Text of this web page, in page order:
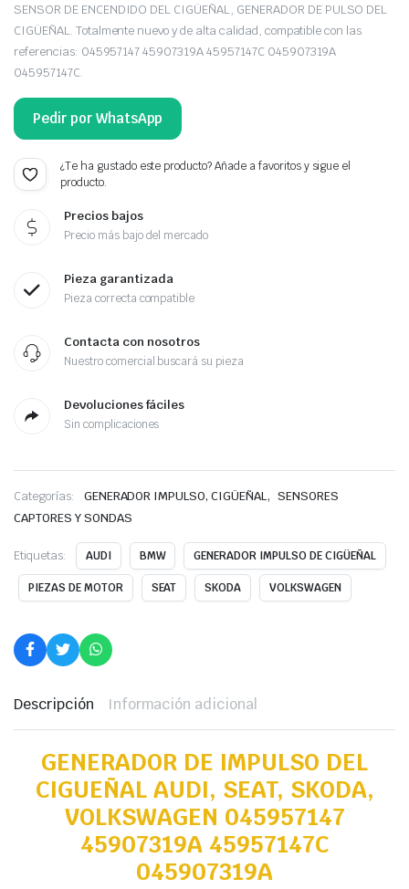
SENSOR DE ENCENDIDO DEL CIGÜEÑAL, GENERADOR DE PULSO DEL
CIGÜEÑAL. Totalmente nuevo y de alta calidad, compatible con las
referencias: 045957147 45907319A 45957147C 045907319A
045957147C.
Pedir por WhatsApp
¿Te ha gustado este producto? Añade a favoritos y sigue el
producto.
Precios bajos
Precio más bajo del mercado
Pieza garantizada
Pieza correcta compatible
Contacta con nosotros
Nuestro comercial buscará su pieza
Devoluciones fáciles
Sin complicaciones
Categorías: GENERADOR IMPULSO, CIGÜEÑAL, SENSORES
CAPTORES Y SONDAS
Etiquetas: AUDI BMW GENERADOR IMPULSO DE CIGÜEÑAL
PIEZAS DE MOTOR SEAT SKODA VOLKSWAGEN
Descripción Información adicional
GENERADOR DE IMPULSO DEL
CIGUEÑAL AUDI, SEAT, SKODA,
VOLKSWAGEN 045957147
45907319A 45957147C
045907319A